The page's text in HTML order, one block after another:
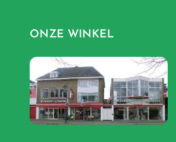
ONZE WINKEL